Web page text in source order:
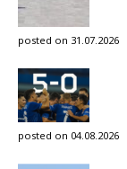
posted on 31.07.2026
posted on 04.08.2026